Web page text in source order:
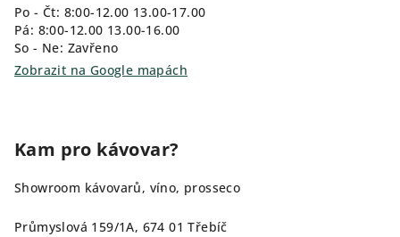
Po - Čt: 8:00-12.00 13.00-17.00
Pá: 8:00-12.00 13.00-16.00
So - Ne: Zavřeno
Zobrazit na Google mapách
Kam pro kávovar?
Showroom kávovarů, víno, prosseco
Průmyslová 159/1A, 674 01 Třebíč